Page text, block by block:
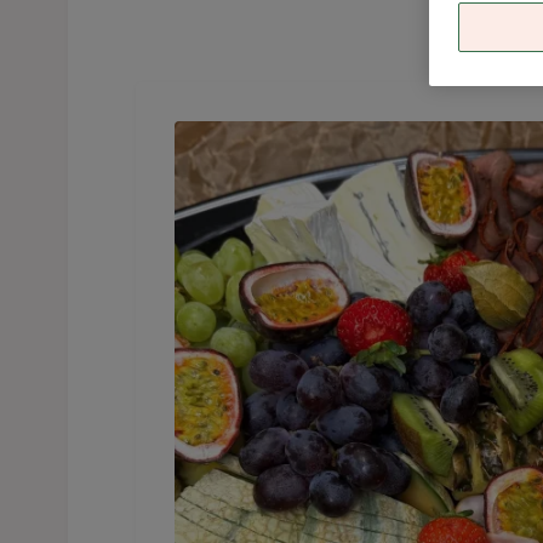
En exotisk planka, upplagt på ett fat.